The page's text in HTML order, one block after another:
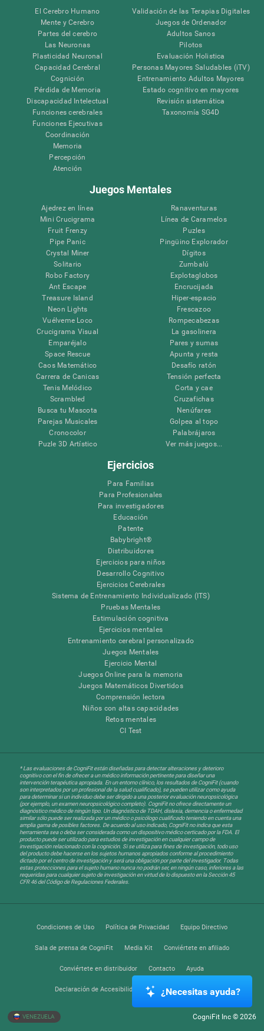
El Cerebro Humano
Mente y Cerebro
Partes del cerebro
Las Neuronas
Plasticidad Neuronal
Capacidad Cerebral
Cognición
Pérdida de Memoria
Discapacidad Intelectual
Funciones cerebrales
Funciones Ejecutivas
Coordinación
Memoria
Percepción
Atención
Validación de las Terapias Digitales
Juegos de Ordenador
Adultos Sanos
Pilotos
Evaluación Holistica
Personas Mayores Saludables (iTV)
Entrenamiento Adultos Mayores
Estado cognitivo en mayores
Revisión sistemática
Taxonomía SG4D
Juegos Mentales
Ajedrez en línea
Mini Crucigrama
Fruit Frenzy
Pipe Panic
Crystal Miner
Solitario
Robo Factory
Ant Escape
Treasure Island
Neon Lights
Vuélveme Loco
Crucigrama Visual
Emparéjalo
Space Rescue
Caos Matemático
Carrera de Canicas
Tenis Melódico
Scrambled
Busca tu Mascota
Parejas Musicales
Cronocolor
Puzle 3D Artístico
Ranaventuras
Línea de Caramelos
Puzles
Pingüino Explorador
Dígitos
Zumbalú
Explotaglobos
Encrucijada
Hiper-espacio
Frescazoo
Rompecabezas
La gasolinera
Pares y sumas
Apunta y resta
Desafío ratón
Tensión perfecta
Corta y cae
Cruzafichas
Nenúfares
Golpea al topo
Palabrájaros
Ver más juegos...
Ejercicios
Para Familias
Para Profesionales
Para investigadores
Educación
Patente
Babybright®
Distribuidores
Ejercicios para niños
Desarrollo Cognitivo
Ejercicios Cerebrales
Sistema de Entrenamiento Individualizado (ITS)
Pruebas Mentales
Estimulación cognitiva
Ejercicios mentales
Entrenamiento cerebral personalizado
Juegos Mentales
Ejercicio Mental
Juegos Online para la memoria
Juegos Matemáticos Divertidos
Comprensión lectora
Niños con altas capacidades
Retos mentales
CI Test
* Las evaluaciones de CogniFit están diseñadas para detectar alteraciones y deterioro
cognitivo con el fin de ofrecer a un médico información pertinente para diseñar una
intervención terapéutica apropiada. En un entorno clínico, los resultados de CogniFit (cuando
son interpretados por un profesional de la salud cualificado), se pueden utilizar como ayuda
para determinar si un individuo debe ser dirigido a una posterior evaluación neuropsicológica
(por ejemplo, un examen neuropsicológico completo). CogniFit no ofrece directamente un
diagnóstico médico de ningún tipo. Un diagnóstico de TDAH, dislexia, demencia o enfermedad
similar sólo puede ser realizada por un médico o psicólogo cualificado teniendo en cuenta una
amplia gama de posibles factores. De acuerdo al uso indicado, CogniFit no indica que esta
herramienta sea o deba ser considerada como un dispositivo médico certicado por la FDA. El
producto puede ser utilizado para estudios de investigación en cualquier campo de
investigación relacionado con la cognición. Si se utiliza para fines de investigación, todo uso
del producto debe hacerse en los sujetos humanos apropiados conforme al procedimiento
dictado por el centro de investigación y será una obligación por parte del investigador. Todas
estas protecciones para el sujeto humano nunca no podrán ser, en ningún caso, inferiores a las
requeridas para cualquier sujeto de investigación en virtud de lo dispuesto en la Sección 45
CFR 46 del Código de Regulaciones Federales.
Condiciones de Uso Política de Privacidad Equipo Directivo
Sala de prensa de CogniFit Media Kit Conviértete en afiliado
Conviértete en distribuidor Contacto Ayuda
Declaración de Accesibilidad Centro de Confianza
VENEZUELA CogniFit Inc © 2026
¿Necesitas ayuda?